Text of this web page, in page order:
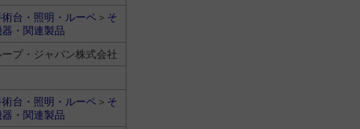
術台・照明・ルーペ ＞ そ
・関連製品
プ・ジャパン株式会社
術台・照明・ルーペ ＞ そ
・関連製品